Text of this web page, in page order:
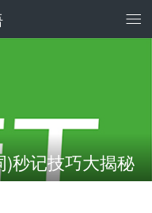
秒记技巧大揭秘